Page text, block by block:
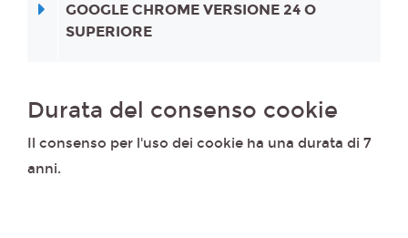
GOOGLE CHROME VERSIONE 24 O
SUPERIORE
Durata del consenso cookie
Il consenso per l'uso dei cookie ha una durata di 7
anni.